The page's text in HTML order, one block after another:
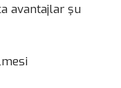
avantajlar şu